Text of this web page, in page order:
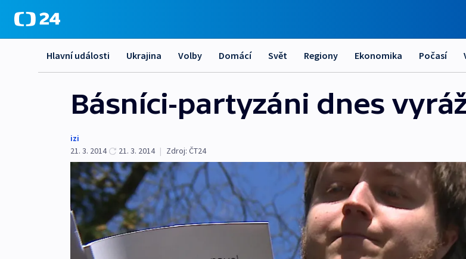
Hlavní události Ukrajina Volby Domácí Svět Regiony Ekonomika Počasí
Básníci-partyzáni dnes
izi
21. 3. 2014
21. 3. 2014 | Zdroj: ČT24